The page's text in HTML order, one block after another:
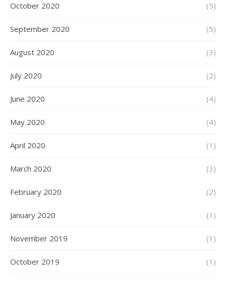
October 2020 (5)
September 2020 (5)
August 2020 (3)
July 2020 (2)
June 2020 (4)
May 2020 (4)
April 2020 (1)
March 2020 (3)
February 2020 (2)
January 2020 (1)
November 2019 (1)
October 2019 (1)